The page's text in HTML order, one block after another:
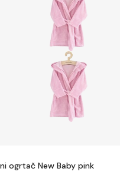
ogrtač New Baby pink